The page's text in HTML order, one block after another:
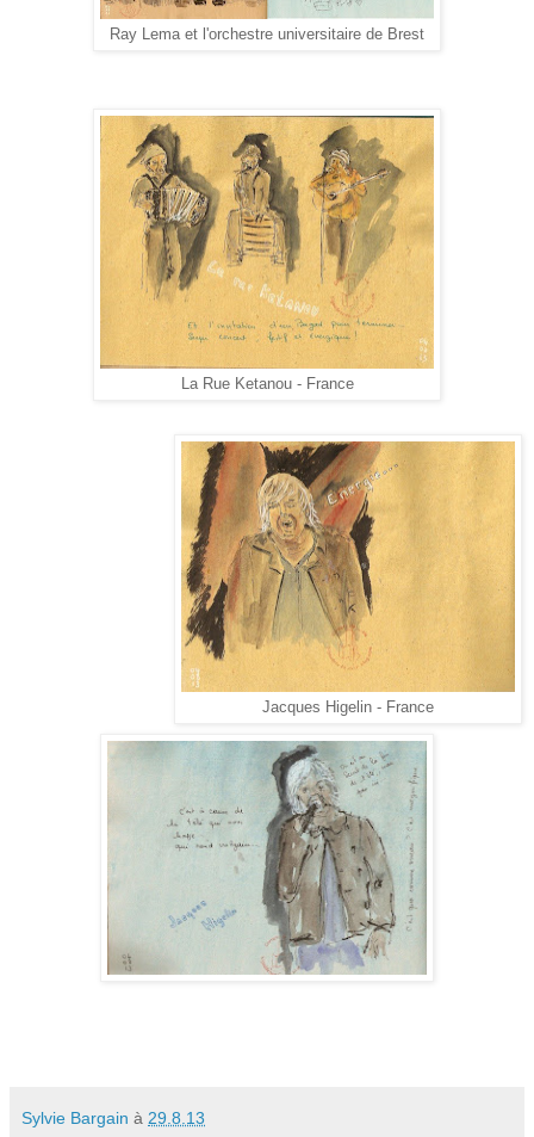
Ray Lema et l'orchestre universitaire de Brest
La Rue Ketanou - France
Jacques Higelin - France
Sylvie Bargain à 29.8.13